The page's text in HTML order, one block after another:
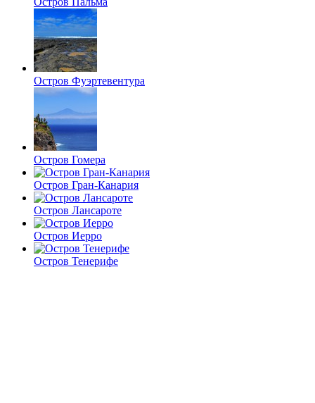
Остров Фуэртевентура
Остров Гомера
Остров Гран-Канария
Остров Лансароте
Остров Иерро
Остров Тенерифе